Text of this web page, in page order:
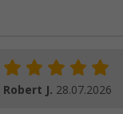
Robert J. 28.07.2026